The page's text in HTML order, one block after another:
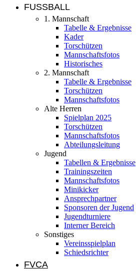
FUSSBALL
1. Mannschaft
Tabelle & Ergebnisse
Kader
Torschützen
Mannschaftsfotos
Historisches
2. Mannschaft
Tabelle & Ergebnisse
Torschützen
Mannschaftsfotos
Alte Herren
Spielplan 2025
Torschützen
Mannschaftsfotos
Abteilungsleitung
Jugend
Tabellen & Ergebnisse
Trainingszeiten
Mannschaftsfotos
Minikicker
Ansprechpartner
Sponsoren der Jugend
Jugendturniere
Interner Bereich
Sonstiges
Vereinsspielplan
Schiedsrichter
FVCA